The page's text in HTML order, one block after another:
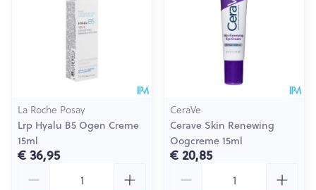
La Roche Posay
Lrp Hyalu B5 Ogen Creme
15ml
€ 36,95
CeraVe
Cerave Skin Renewing
Oogcreme 15ml
€ 20,85